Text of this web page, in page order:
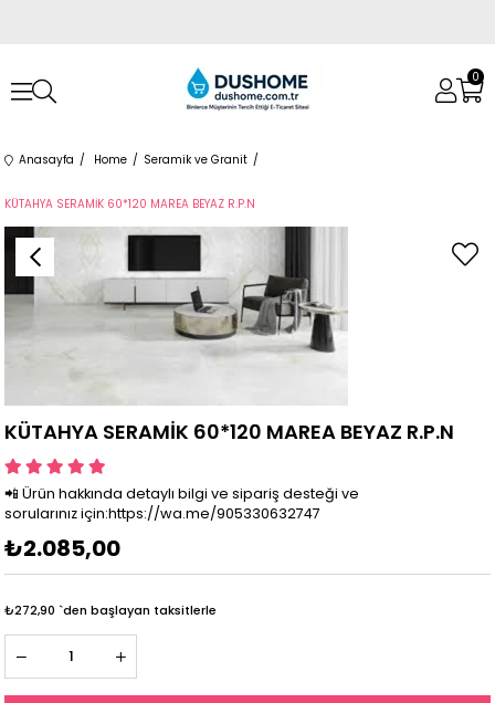
0
Anasayfa Home Seramik ve Granit
KÜTAHYA SERAMİK 60*120 MAREA BEYAZ R.P.N
KÜTAHYA SERAMİK 60*120 MAREA BEYAZ R.P.N
📲 Ürün hakkında detaylı bilgi ve sipariş desteği ve
sorularınız için:https://wa.me/905330632747
₺2.085,00
₺272,90 `den başlayan taksitlerle